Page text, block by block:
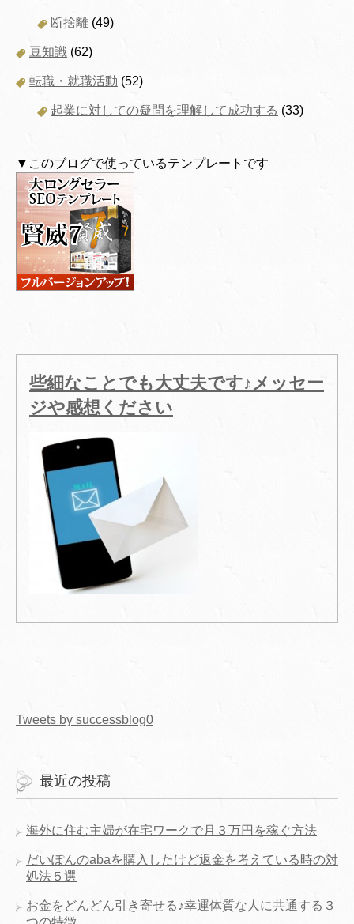
断捨離 (49)
豆知識 (62)
転職・就職活動 (52)
起業に対しての疑問を理解して成功する (33)
▼このブログで使っているテンプレートです
些細なことでも大丈夫です♪メッセー
ジや感想ください
Tweets by successblog0
最近の投稿
海外に住む主婦が在宅ワークで月３万円を稼ぐ方法
だいぽんのabaを購入したけど返金を考えている時の対
処法５選
お金をどんどん引き寄せる♪幸運体質な人に共通する３